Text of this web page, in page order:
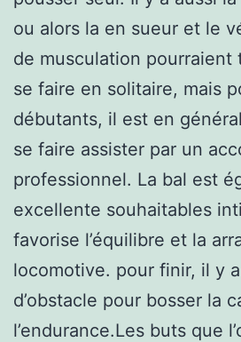
ou alors la en sueur et le
de musculation pourraient
se faire en solitaire, mais
débutants, il est en
se faire assister par un
professionnel. La bal est
excellente souhaitables
favorise l’équilibre et la
locomotive. pour finir, il y
d’obstacle pour bosser la
l’endurance.Les buts que